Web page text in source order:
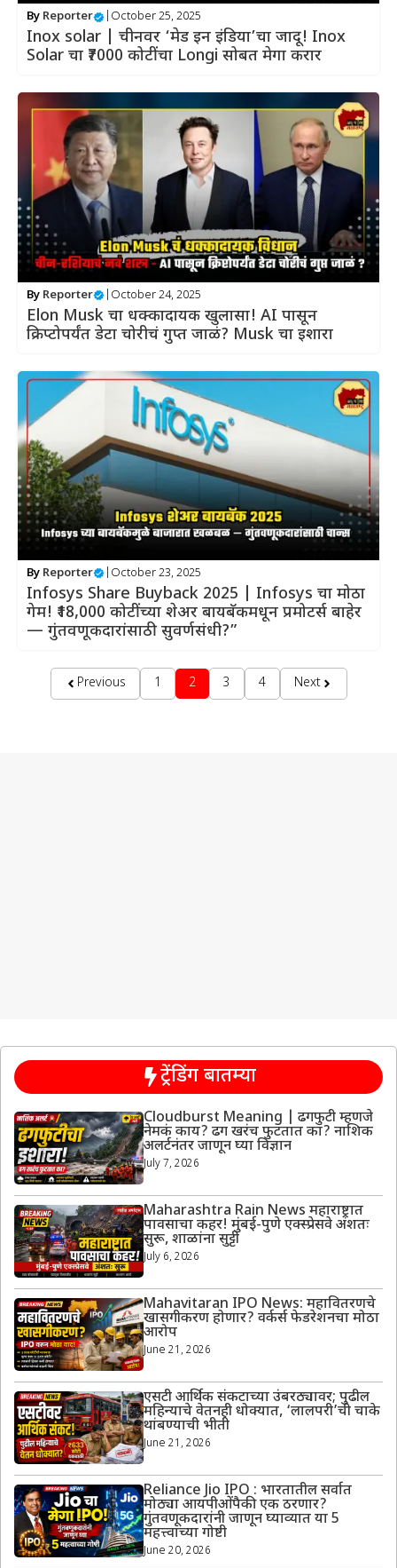
By Reporter October 25, 2025
Inox solar | चीनवर ‘मेड इन इंडिया’चा जादू! Inox
Solar चा ₹7000 कोटींचा Longi सोबत मेगा करार
By Reporter October 24, 2025
Elon Musk चा धक्कादायक खुलासा! AI पासून
क्रिप्टोपर्यंत डेटा चोरीचं गुप्त जाळं? Musk चा इशारा
By Reporter October 23, 2025
Infosys Share Buyback 2025 | Infosys चा मोठा
गेम! ₹18,000 कोटींच्या शेअर बायबॅकमधून प्रमोटर्स बाहेर
— गुंतवणूकदारांसाठी सुवर्णसंधी?”
Previous 1 2 3 4 Next
ट्रेंडिंग बातम्या
Cloudburst Meaning | ढगफुटी म्हणजे
नेमकं काय? ढग खरंच फुटतात का? नाशिक
अलर्टनंतर जाणून घ्या विज्ञान
July 7, 2026
Maharashtra Rain News महाराष्ट्रात
पावसाचा कहर! मुंबई-पुणे एक्स्प्रेसवे अंशतः
सुरू, शाळांना सुट्टी
July 6, 2026
Mahavitaran IPO News: महावितरणचे
खासगीकरण होणार? वर्कर्स फेडरेशनचा मोठा
आरोप
June 21, 2026
एसटी आर्थिक संकटाच्या उंबरठ्यावर; पुढील
महिन्याचे वेतनही धोक्यात, ‘लालपरी’ची चाके
थांबण्याची भीती
June 21, 2026
Reliance Jio IPO : भारतातील सर्वात
मोठ्या आयपीओंपैकी एक ठरणार?
गुंतवणूकदारांनी जाणून घ्याव्यात या 5
महत्त्वाच्या गोष्टी
June 20, 2026